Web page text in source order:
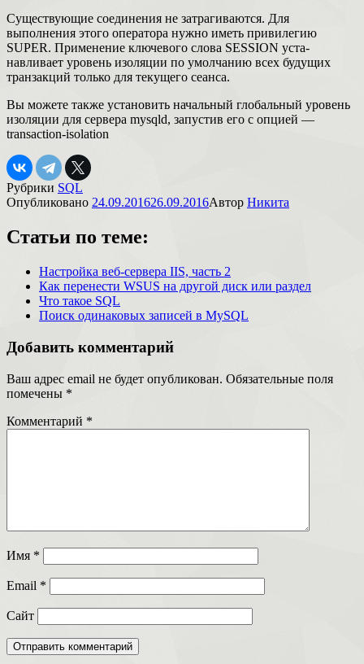
Существующие соединения не затрагиваются. Для
выполнения этого оператора нужно иметь привилегию
SUPER. Применение ключевого слова SESSION уста­
навливает уровень изоляции по умолчанию всех будущих
транзакций только для теку­щего сеанса.
Вы можете также установить начальный глобальный уровень
изоляции для сервера mysqld, запустив его с опцией —
transaction-isolation
Рубрики SQL
Опубликовано 24.09.201626.09.2016Автор Никита
Статьи по теме:
Настройка веб-сервера IIS, часть 2
Как перенести WSUS на другой диск или раздел
Что такое SQL
Поиск одинаковых записей в MySQL
Добавить комментарий
Ваш адрес email не будет опубликован. Обязательные поля
помечены *
Комментарий *
Имя *
Email *
Сайт